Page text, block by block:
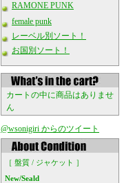
RAMONE PUNK
female punk
レーベル別ソート！
お国別ソート！
カートの中に商品はありませ
ん
@wsonigiri からのツイート
［ 盤質 / ジャケット ］
New/Seald